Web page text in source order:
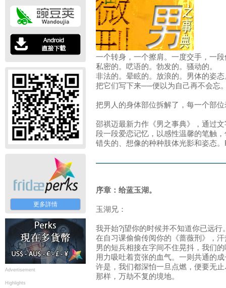
更多詳情
Advertisement
Highlights
一个转身，一个擦肩。一度交手，一
私密的。呓语的。勃发的。骚动的。
非法的。晕眩的。放浪的。男体的姿态
把它们写下来──便以为自己再不会忘
把男人的身体部位拆解了，每一个部
邵祺迈最新力作《男之事典》，通过
段一段爱恋记忆，以感性温馨的笔触
错失的、想像的种种肢体光影和姿态
序章：给蓝玉湖。
玉湖兄：
我开始?j望你的时候并不知道你已远
在自习课偷偷传阅你的《蔷薇刑》，
男的短兵相接在字间不住晃抖，我们
用力吸吐着贲张的血气。一则共通的
许是，我们都深怕一旦点燃，便要无
那样，万劫不复的境地。